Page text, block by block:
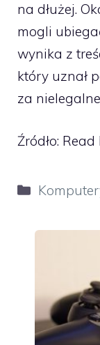
na dłużej.
mogli
wynika z
który uznał
za
Źródło: Read
Kategorie